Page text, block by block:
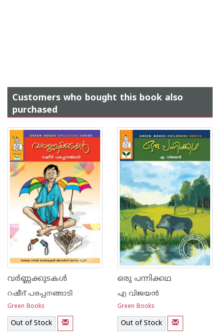
Customers who bought this book also
purchased
വര്‍ണ്ണക്കുടകള്‍
റഷീദ് പരപ്പനങ്ങാ‍ടി
Green Books
Out of Stock
ഒരു പന്നിക്കഥ
എ വിജയന്‍
Green Books
Out of Stock